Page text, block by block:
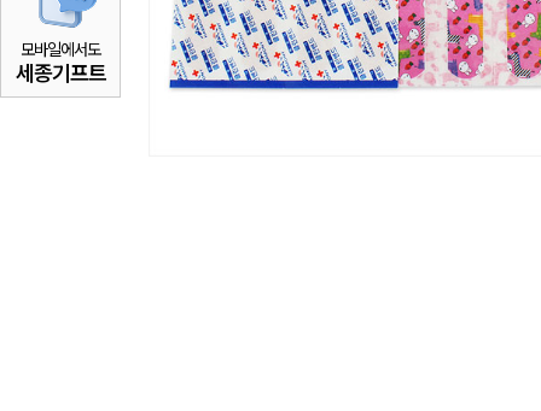
모바일에서도
세종기프트